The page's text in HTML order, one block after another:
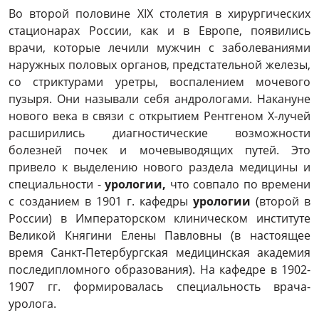
Во второй половине ХIХ столетия в хирургических
стационарах России, как и в Европе, появились
врачи, которые лечили мужчин с заболеваниями
наружных половых органов, предстательной железы,
со стриктурами уретры, воспалением мочевого
пузыря. Они называли себя андрологами. Накануне
нового века в связи с открытием Рентгеном Х-лучей
расширились диагностические возможности
болезней почек и мочевыводящих путей. Это
привело к выделению нового раздела медицины и
специальности - урологии, что совпало по времени
с созданием в 1901 г. кафедры урологии (второй в
России) в Императорском клиническом институте
Великой Княгини Елены Павловны (в настоящее
время Санкт-Петербургская медицинская академия
последипломного образования). На кафедре в 1902-
1907 гг. формировалась специальность врача-
уролога.